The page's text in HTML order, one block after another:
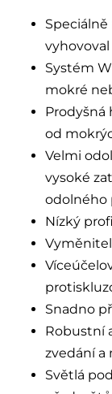
Systém
mokré
Prodyšná
od
Velmi
vysoké
odolného
Nízký
Snadno
Robustní
zvedání a
Světlá